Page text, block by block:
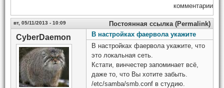
комментарии
вт, 05/11/2013 - 10:09 Постоянная ссылка (Permalink)
CyberDaemon
В настройках фаервола укажите
В настройках фаервола укажите, что
это локальная сеть.
Кстати, винчестер запоминает всё,
даже то, что Вы хотите забыть.
/etc/samba/smb.conf в студию.